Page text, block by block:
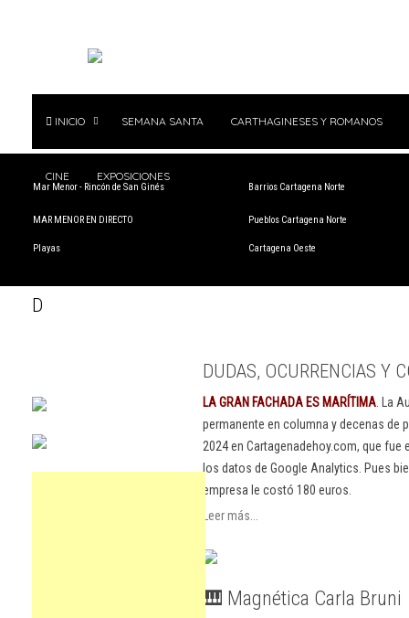
INICIO SEMANA SANTA CARTHAGINESES Y ROMANOS
CINE EXPOSICIONES
Mar Menor - Rincón de San Ginés
MAR MENOR EN DIRECTO
Playas
Barrios Cartagena Norte
Pueblos Cartagena Norte
Cartagena Oeste
D
DUDAS, OCURRENCIAS Y
LA GRAN FACHADA ES MARÍTIMA . La
permanente en columna y decenas
2024 en Cartagenadehoy.com, que
los datos de Google Analytics. Pues
empresa le costó 180 euros.
Leer más...
🎹 Magnética Carla Bruni